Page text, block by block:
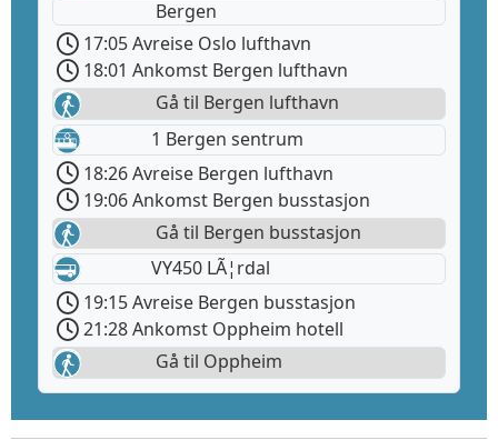
Bergen
17:05 Avreise Oslo lufthavn
18:01 Ankomst Bergen lufthavn
Gå til Bergen lufthavn
1 Bergen sentrum
18:26 Avreise Bergen lufthavn
19:06 Ankomst Bergen busstasjon
Gå til Bergen busstasjon
VY450 LÃ¦rdal
19:15 Avreise Bergen busstasjon
21:28 Ankomst Oppheim hotell
Gå til Oppheim